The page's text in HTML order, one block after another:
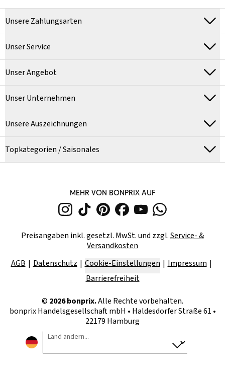
Unsere Zahlungsarten
Unser Service
Unser Angebot
Unser Unternehmen
Unsere Auszeichnungen
Topkategorien / Saisonales
MEHR VON BONPRIX AUF
Preisangaben inkl. gesetzl. MwSt. und zzgl.Service- &
Versandkosten
AGB
Datenschutz Cookie-Einstellungen
Impressum
Barrierefreiheit
© 2026bonprix.Alle Rechte vorbehalten.
bonprix Handelsgesellschaft mbH • Haldesdorfer Straße 61 •
22179 Hamburg
Land ändern...